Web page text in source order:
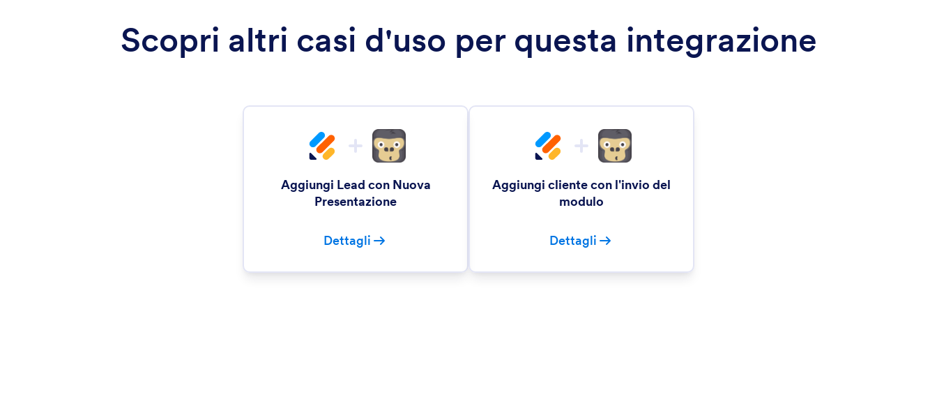
Scopri altri casi d'uso per questa integrazione
Aggiungi Lead con Nuova
Presentazione
Dettagli
Aggiungi cliente con l'invio del
modulo
Dettagli